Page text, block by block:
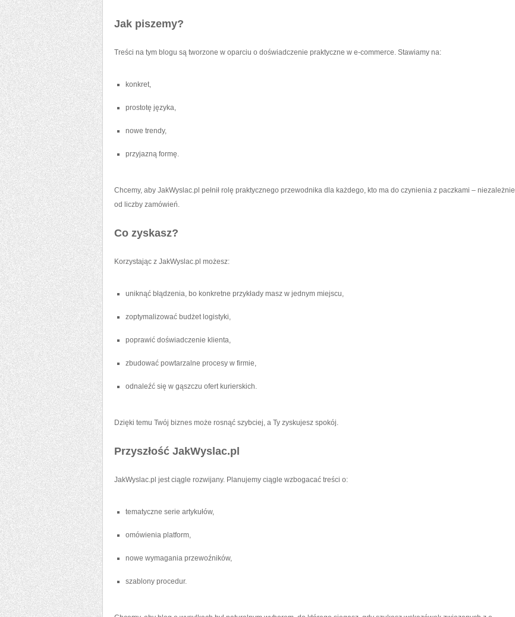
Jak piszemy?
Treści na tym blogu są tworzone w oparciu o doświadczenie praktyczne w e-commerce. Stawiamy na:
konkret,
prostotę języka,
nowe trendy,
przyjazną formę.
Chcemy, aby JakWyslac.pl pełnił rolę praktycznego przewodnika dla każdego, kto ma do czynienia z paczkami – niezależnie
od liczby zamówień.
Co zyskasz?
Korzystając z JakWyslac.pl możesz:
uniknąć błądzenia, bo konkretne przykłady masz w jednym miejscu,
zoptymalizować budżet logistyki,
poprawić doświadczenie klienta,
zbudować powtarzalne procesy w firmie,
odnaleźć się w gąszczu ofert kurierskich.
Dzięki temu Twój biznes może rosnąć szybciej, a Ty zyskujesz spokój.
Przyszłość JakWyslac.pl
JakWyslac.pl jest ciągle rozwijany. Planujemy ciągle wzbogacać treści o:
tematyczne serie artykułów,
omówienia platform,
nowe wymagania przewoźników,
szablony procedur.